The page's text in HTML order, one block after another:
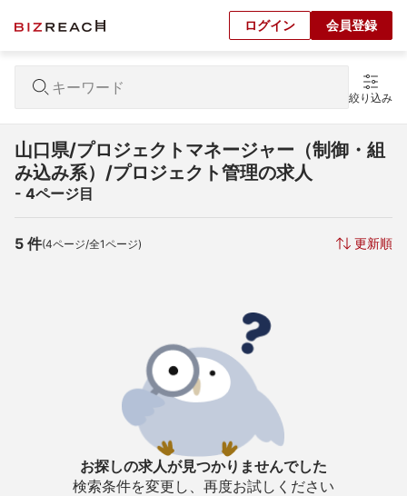
ログイン 会員登録
絞り込み
山口県/プロジェクトマネージャー（制御・組
み込み系）/プロジェクト管理の求人
- 4ページ目
5 件(4ページ/全1ページ) 更新順
お探しの求人が見つかりませんでした
検索条件を変更し、再度お試しください